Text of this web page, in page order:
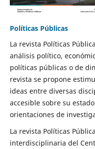
Políticas Públicas
La revista Políticas
análisis político,
políticas públicas o de
revista se propone
ideas entre diversas
accesible sobre su
orientaciones de
La revista Políticas
interdisciplinaria del